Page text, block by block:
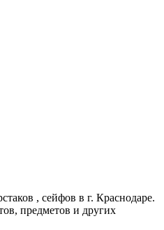
, сейфов в г. Краснодаре.
предметов и других